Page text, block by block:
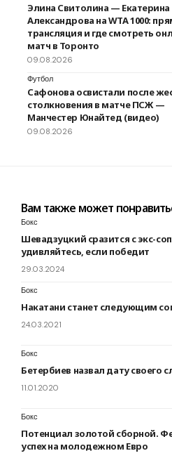
Элина Свитолина — Екатерина
Александрова на WTA 1000:
трансляция и где смотреть
матч в Торонто
09.08.2026
Футбол
Сафонова освистали после
столкновения в матче ПСЖ —
Манчестер Юнайтед (видео)
09.08.2026
Вам также может
Бокс
Шевадзуцкий сразится с экс-
удивляйтесь, если победит
29.03.2024
Бокс
Накатани станет следующим
24.03.2021
Бокс
Бетербиев назвал дату своего
11.01.2020
Бокс
Потенциал золотой сборной.
успех на молодежном Евро